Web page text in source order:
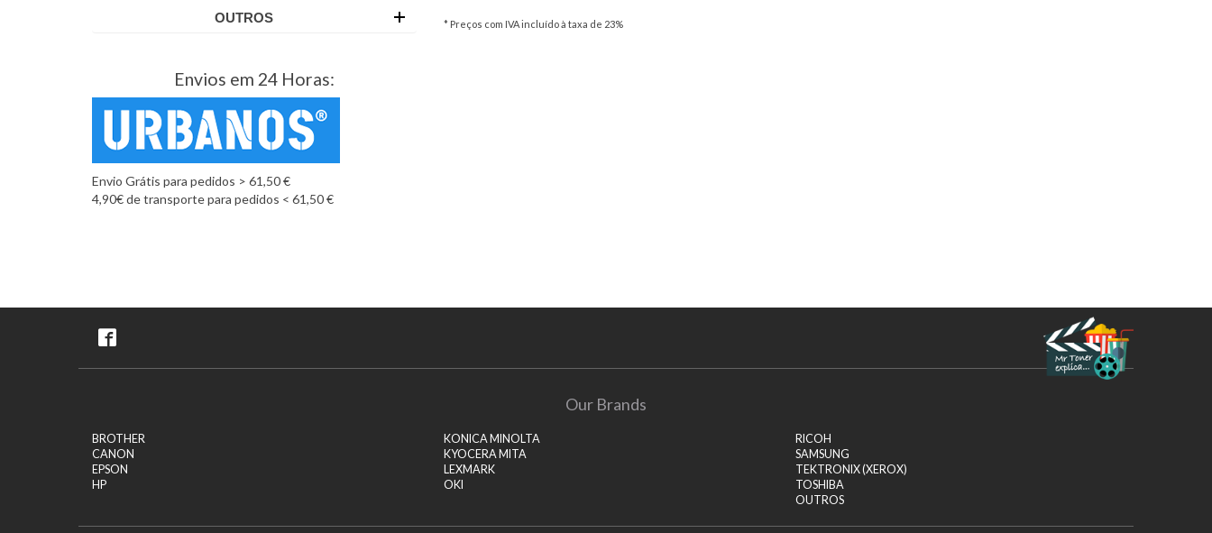
OUTROS
Envios em 24 Horas:
Envio Grátis para pedidos > 61,50 €
4,90€ de transporte para pedidos < 61,50 €
* Preços com IVA incluído à taxa de 23%
Our Brands
BROTHER
CANON
EPSON
HP
KONICA MINOLTA
KYOCERA MITA
LEXMARK
OKI
RICOH
SAMSUNG
TEKTRONIX (XEROX)
TOSHIBA
OUTROS